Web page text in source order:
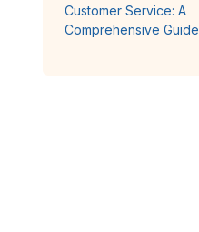
Customer Service: A
Comprehensive Guide